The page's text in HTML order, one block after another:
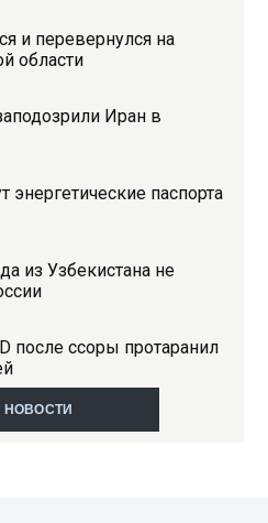
и перевернулся на
области
Иран в
энергетические паспорта
из Узбекистана не
после ссоры протаранил
НОВОСТИ